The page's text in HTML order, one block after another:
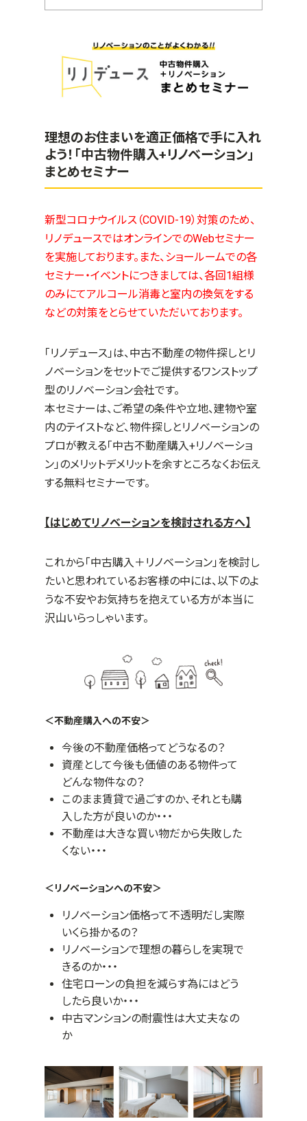
理想のお住まいを適正価格で手に入れ
よう！「中古物件購入+リノベーション」
まとめセミナー
新型コロナウイルス（COVID-19）対策のため、
リノデュースではオンラインでのWebセミナー
を実施しております。また、ショールームでの各
セミナー・イベントにつきましては、各回1組様
のみにてアルコール消毒と室内の換気をする
などの対策をとらせていただいております。
「リノデュース」は、中古不動産の物件探しとリ
ノベーションをセットでご提供するワンストップ
型のリノベーション会社です。
本セミナーは、ご希望の条件や立地、建物や室
内のテイストなど、物件探しとリノベーションの
プロが教える「中古不動産購入+リノベーショ
ン」のメリットデメリットを余すところなくお伝え
する無料セミナーです。
【はじめてリノベーションを検討される方へ】
これから「中古購入＋リノベーション」を検討し
たいと思われているお客様の中には、以下のよ
うな不安やお気持ちを抱えている方が本当に
沢山いらっしゃいます。
＜不動産購入への不安＞
今後の不動産価格ってどうなるの？
資産として今後も価値のある物件って
どんな物件なの？
このまま賃貸で過ごすのか、それとも購
入した方が良いのか・・・
不動産は大きな買い物だから失敗した
くない・・・
＜リノベーションへの不安＞
リノベーション価格って不透明だし実際
いくら掛かるの？
リノベーションで理想の暮らしを実現で
きるのか・・・
住宅ローンの負担を減らす為にはどう
したら良いか・・・
中古マンションの耐震性は大丈夫なの
か